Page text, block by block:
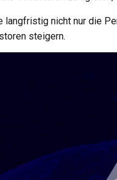
langfristig nicht nur die
steigern.